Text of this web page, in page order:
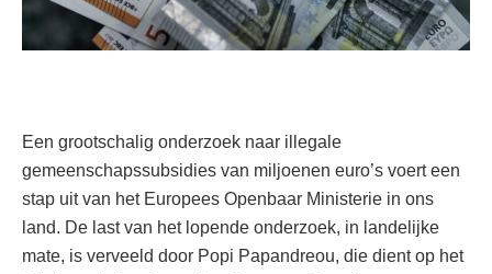
Een grootschalig onderzoek naar illegale
gemeenschapssubsidies van miljoenen euro’s voert een
stap uit van het Europees Openbaar Ministerie in ons
land. De last van het lopende onderzoek, in landelijke
mate, is verveeld door Popi Papandreou, die dient op het